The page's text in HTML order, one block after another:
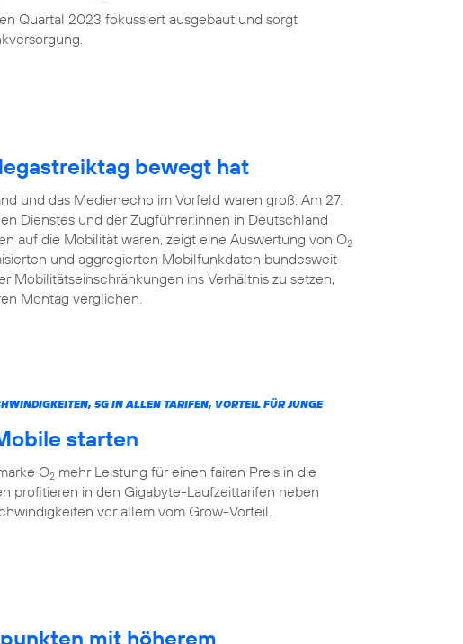
Quartal 2023 fokussiert ausgebaut und sorgt
bewegt hat
und das Medienecho im Vorfeld waren groß: Am 27.
Dienstes und der Zugführer:innen in Deutschland
auf die Mobilität waren, zeigt eine Auswertung von O2
und aggregierten Mobilfunkdaten bundesweit
Mobilitätseinschränkungen ins Verhältnis zu setzen,
Montag verglichen.
5G IN ALLEN TARIFEN, VORTEIL FÜR JUNGE
starten
O2 mehr Leistung für einen fairen Preis in die
profitieren in den Gigabyte-Laufzeittarifen neben
vor allem vom Grow-Vorteil.
mit höherem